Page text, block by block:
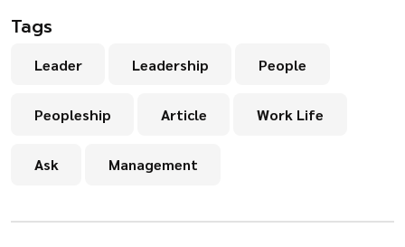
Tags
Leader Leadership People
Peopleship Article Work Life
Ask Management